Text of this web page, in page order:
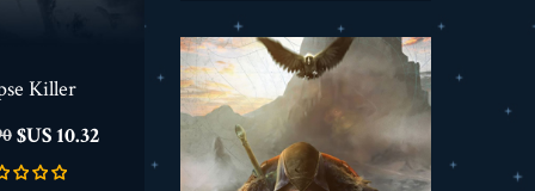
Killer
السعر
10.32 US$